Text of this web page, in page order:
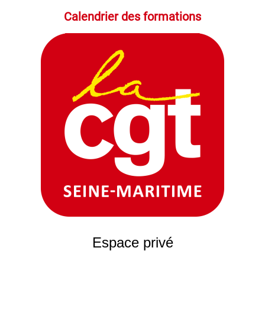
Calendrier des formations
Espace privé